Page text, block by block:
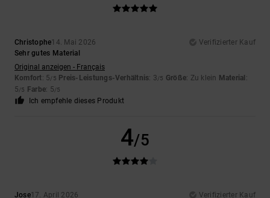
Christophe14. Mai 2026
Verifizierter Kauf
Sehr gutes Material
Original anzeigen - Français
Komfort: 5/5 Preis-Leistungs-Verhältnis: 3/5 Größe: Zu klein Material :
5/5 Farbe: 5/5
Ich empfehle dieses Produkt
4/5
Jose17. April 2026
Verifizierter Kauf